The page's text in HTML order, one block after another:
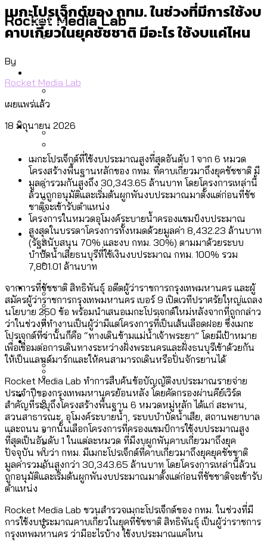
Rocket Media Lab
Politics
จราจรฯ เพิ่ม 150% มีเพียง 5 เขตที่งบเพิ่ม
เมื่อแยกท่องเที่ยวออกจากกีฬา กระทรวง
ใหม่จะมีงบฯ ประมาณเท่าไร
สมุดจดการบ้าน ส.ก. 2569 : แต่ละเขตมี
ปัญหาอะไรที่ ส.ก. ต้องทำการบ้าน
Vote62 ขอบคุณประชาชนที่ร่วม
สังเกตการณ์การเลือกตั้งชวนคุยกันถึงบท
เรียนที่เราได้รับจากเลือกตั้ง กรุงเทพฯ –
กทม. มีอำนาจแค่ไหน ในการแก้ปัญหาให้คน
ที่อาศัยอยู่ในกรุงเทพฯ
สำรวจเหตุไฟไหม้ในกรุงเทพฯ ส่วนใหญ่มา
ลัดวงจรมากที่สุด
สวนสาธารณะและพื้นที่สีเขียวใน กทม. เพิ่ม
ขึ้นและเข้าถึงได้มากน้อยแค่ไหน
ขยะมูลฝอย 2568 [ข้อมูลดิบ]
ขยะของคน กทม. ที่ยังถูกนำไปทิ้งที่
งบระบายน้ำ-ป้องกันน้ำท่วม 4 ปี (2566-
2569) ของ กทม. ในยุคชัชชาติ ลงเขตไหน
ทำอะไรบ้าง
Culture
โลกใบเดียว สิทธิไม่เท่ากัน: กฎหมายการ
รับรองเพศของ Transgender ทั่วโลก
ประเทศไหนทำได้บ้าง?
สำรวจ Hate Speech ที่ถูกผลิตซ้ำผ่าน
วิดีโอ AI ในช่วงความขัดแย้งไทย-กัมพูชา
[ข้อมูลดิบ]
ความเกลียดชังที่ขายได้ : สำรวจ Hate
Speech ที่ถูกผลิตซ้ำผ่านวิดีโอ AI ในช่วง
ความขัดแย้งไทย-กัมพูชา
กรุงเทพฯ เมืองคอนเสิร์ต : สำรวจ
คอนเสิร์ตและแฟนมีตติ้งในไทยจำนวน 526
Economy
เมกะโปรเจ็กต์ของ กทม. ในช่วงที่มีการใช้
งบคาบเกี่ยวในยุคชัชชาติ มีอะไร ใช้งบแค่
ไหน
ค่าฝุ่นในกรุงเทพฯ 2025 เทียบกับจำนวน
ควันบุหรี่ที่เข้าปอด [ข้อมูลดิบ]
สำรวจเศรษฐกิจในกรุงเทพฯ ผ่าน
Bangkok Index 2025
สำรวจงบประมาณรายเขตในกรุงเทพฯ
Future
สังคมผู้สูงอายุไทย [ข้อมูลดิบ]
สำรวจสังคมผู้สูงอายุไทย : 6 จังหวัดเป็น
สังคมสูงวัยระดับสุดยอด และ 64 จังหวัดที่
ตายมากกว่าเกิด
กรุงเทพฯ เมืองสังคมผู้สูงอายุ [ข้อมูลดิบ]
คนตายมากกว่าคนเกิด 18 เขตเป็นสังคมผู้
สูงอายุระดับสุดยอด
Database
สังคมผู้สูงอายุไทย [ข้อมูลดิบ]
สำรวจเหตุไฟไหม้ในกรุงเทพฯ 2568
[ข้อมูลดิบ]
คำนำหน้านามและกฎหมายสมรสเท่าเทียม
[ข้อมูลดิบ]
Project
Bangkok Index
Bangkok Index 2022
DEMO Thailand
About Us
เมกะโปรเจ็กต์ของ กทม. ในช่วงที่มีการใช้งบ
คาบเกี่ยวในยุคชัชชาติ มีอะไร ใช้งบแค่ไหน
By
Rocket Media Lab
เผยแพร่แล้ว
18 มิถุนายน 2026
เมกะโปรเจ็กต์ที่ใช้งบประมาณสูงที่สุดอันดับ 1 จาก 6 หมวด
โครงสร้างพื้นฐานหลักของ กทม. ที่คาบเกี่ยวมาถึงยุคชัชชาติ มี
มูลค่ารวมกันสูงถึง 30,343.65 ล้านบาท โดยโครงการเหล่านี้
ล้วนถูกอนุมัติและเริ่มต้นผูกพันงบประมาณมาตั้งแต่ก่อนที่ชัช
ชาติจะเข้ารับตำแหน่ง
โครงการในหมวดอุโมงค์ระบายน้ำครองแชมป์งบประมาณ
สูงสุดในบรรดาโครงการทั้งหมดด้วยมูลค่า 8,432.23 ล้านบาท
(รัฐสนับสนุน 70% และงบ กทม. 30%) ตามมาด้วยระบบ
บำบัดน้ำเสียธนบุรีที่ใช้เงินงบประมาณ กทม. 100% รวม
7,801.01 ล้านบาท
จากการที่ชัชชาติ สิทธิพันธ์ุ อดีตผู้ว่าราชการกรุงเทพมหานคร และผู้
สมัครผู้ว่าราชการกรุงเทพมหานคร เบอร์ 9 เปิดเวทีปราศรัยใหญ่แถลง
นโยบาย 250 ข้อ พร้อมนำเสนอเมกะโปรเจกต์ใหม่หลังจากที่ถูกกล่าว
ว่าในช่วงที่ทำงานเป็นผู้ว่ามีแต่โครงการที่เป็นเส้นเลือดฝอย ซึ่งเมกะ
โปรเจกต์ที่ว่านั้นก็คือ “ทางเดินข้ามแม่น้ำเจ้าพระยา” โดยมีเป้าหมาย
เพื่อเชื่อมต่อการเดินทางระหว่างฝั่งพระนครและฝั่งธนบุรีเข้าด้วยกัน
ให้เป็นแลนด์มาร์กและให้คนสามารถเดินหรือปั่นจักรยานได้
Rocket Media Lab ทำการสืบค้นข้อบัญญัติงบประมาณรายจ่าย
ประจำปีของกรุงเทพมหานครย้อนหลัง โดยคัดกรองผ่านคีย์เวิร์ด
สำคัญที่ระบุถึงโครงสร้างพื้นฐาน 6 หมวดหมู่หลัก ได้แก่ สะพาน,
สวนสาธารณะ, อุโมงค์ระบายน้ำ, ระบบบำบัดน้ำเสีย, สถานพยาบาล
และถนน จากนั้นเลือกโครงการที่ครองแชมป์การใช้งบประมาณสูง
ที่สุดเป็นอันดับ 1 ในแต่ละหมวด ที่มีงบผูกพันคาบเกี่ยวมาถึงยุค
ปัจจุบัน พบว่า กทม. มีเมกะโปรเจ็กต์ที่คาบเกี่ยวมาถึงยุคยุคชัชชาติ
มูลค่ารวมกันสูงกว่า 30,343.65 ล้านบาท โดยโครงการเหล่านี้ล้วน
ถูกอนุมัติและเริ่มต้นผูกพันงบประมาณมาตั้งแต่ก่อนที่ชัชชาติจะเข้ารับ
ตำแหน่ง
Rocket Media Lab ชวนสำรวจเมกะโปรเจ็กต์ของ กทม. ในช่วงที่มี
การใช้งบประมาณคาบเกี่ยวในยุคที่ชัชชาติ สิทธิพันธ์ุ เป็นผู้ว่าราชการ
กรุงเทพมหานคร ว่ามีอะไรบ้าง ใช้งบประมาณแค่ไหน